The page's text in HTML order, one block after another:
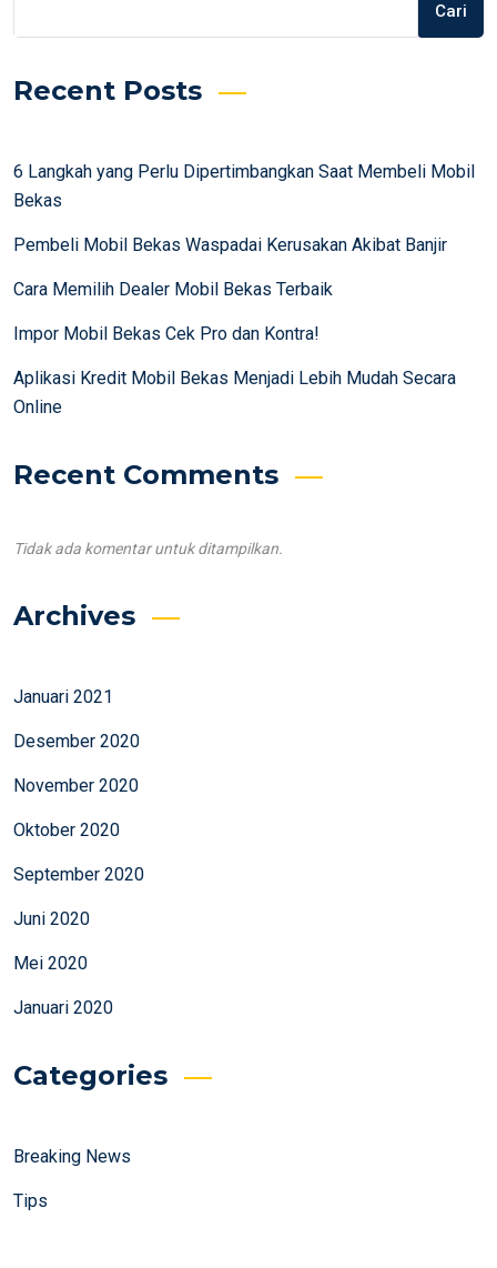
Cari
Recent Posts
6 Langkah yang Perlu Dipertimbangkan Saat Membeli Mobil
Bekas
Pembeli Mobil Bekas Waspadai Kerusakan Akibat Banjir
Cara Memilih Dealer Mobil Bekas Terbaik
Impor Mobil Bekas Cek Pro dan Kontra!
Aplikasi Kredit Mobil Bekas Menjadi Lebih Mudah Secara
Online
Recent Comments
Tidak ada komentar untuk ditampilkan.
Archives
Januari 2021
Desember 2020
November 2020
Oktober 2020
September 2020
Juni 2020
Mei 2020
Januari 2020
Categories
Breaking News
Tips